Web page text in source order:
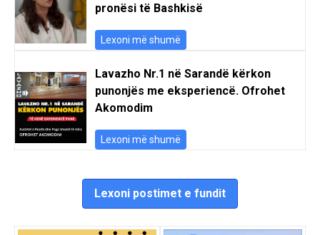
pronësi të Bashkisë
Lexoni më shumë
Lavazho Nr.1 në Sarandë kërkon
punonjës me eksperiencë. Ofrohet
Akomodim
Lexoni më shumë
Lexoni postimet e fundit